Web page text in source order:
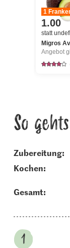
1
1.00
statt
Migros
So gehts
Zubereitung:
kochen:
Gesamt: